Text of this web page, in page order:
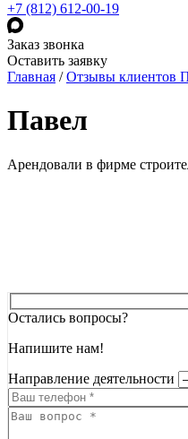
+7 (812) 612-00-19
Заказ звонка
Оставить заявку
Главная /Отзывы клиентов
Павел
Арендовали в фирме
Остались вопросы?
Напишите нам!
Направление деятельности